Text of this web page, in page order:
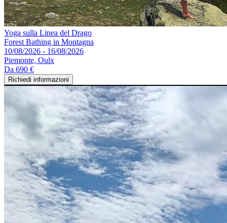
Yoga sulla Linea del Drago
Forest Bathing in Montagna
10/08/2026 - 16/08/2026
Piemonte, Oulx
Da 690 €
Richiedi informazioni